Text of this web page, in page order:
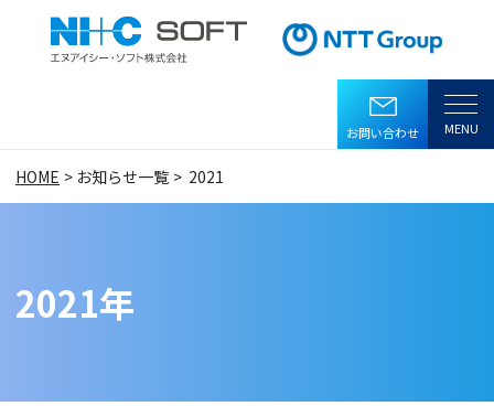
ページ内移動メニュー
MENU
お問い合わせ
HOME お知らせ一覧 2021
2021年